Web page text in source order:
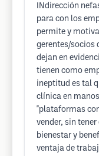
INdirección
para con los
permite y
gerentes/socios
dejan en
tienen como
ineptitud es tal
clínica en
"plataformas
vender, sin
bienestar y
ventaja de